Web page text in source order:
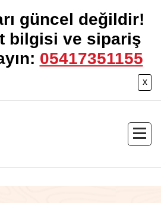
güncel değildir!
bilgisi ve sipariş
05417351155
x